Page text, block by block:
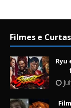
Filmes e Curtas
Ryu